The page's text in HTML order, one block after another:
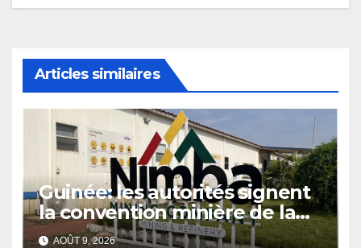
Articles similaires
Guinée: les autorités signent
la convention minière de la
société Nimba Mining
AOÛT 9, 2026